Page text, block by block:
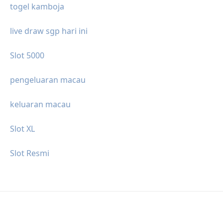
togel kamboja
live draw sgp hari ini
Slot 5000
pengeluaran macau
keluaran macau
Slot XL
Slot Resmi